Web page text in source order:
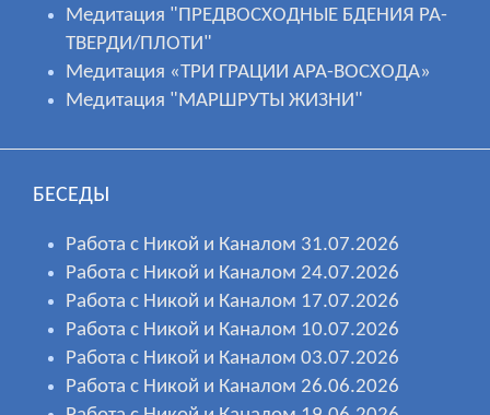
Медитация "ПРЕДВОСХОДНЫЕ БДЕНИЯ РА-
ТВЕРДИ/ПЛОТИ"
Медитация «ТРИ ГРАЦИИ АРА-ВОСХОДА»
Медитация "МАРШРУТЫ ЖИЗНИ"
БЕСЕДЫ
Работа с Никой и Каналом 31.07.2026
Работа с Никой и Каналом 24.07.2026
Работа с Никой и Каналом 17.07.2026
Работа с Никой и Каналом 10.07.2026
Работа с Никой и Каналом 03.07.2026
Работа с Никой и Каналом 26.06.2026